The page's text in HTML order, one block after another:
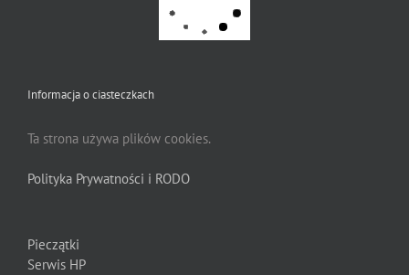
Informacja o ciasteczkach
Ta strona używa plików cookies.
Polityka Prywatności i RODO
Pieczątki
Serwis HP